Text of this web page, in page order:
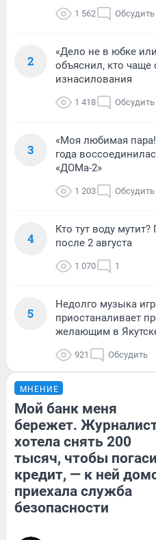
1 562 Обсудить
2
«Дело не в юбке
объяснил, кто чаще
изнасилования
1 418 Обсудить
3
«Моя любимая
года
«ДОМа-2»
1 203 Обсудить
4
Кто тут воду
после 2 августа
1 070 1
5
Недолго музыка
приостаналивает
желающим в
921 Обсудить
МНЕНИЕ
Мой банк меня
бережет.
хотела снять 200
тысяч, чтобы
кредит, — к ней
приехала служба
безопасности